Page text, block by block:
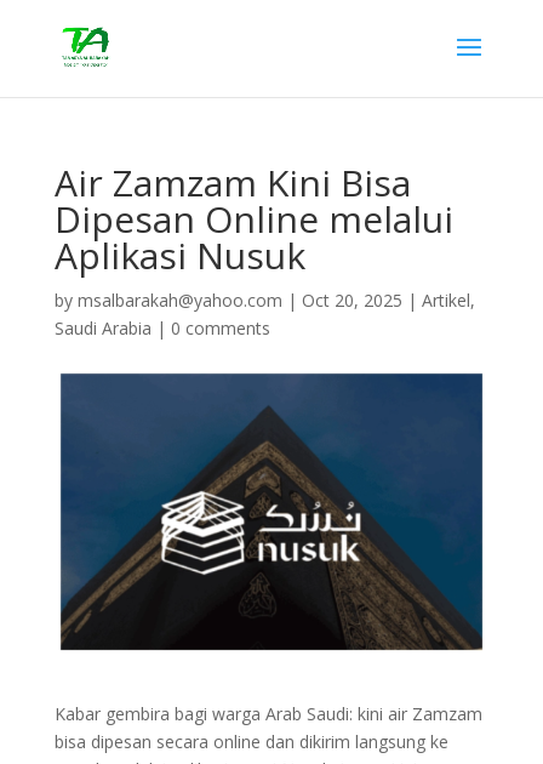
Air Zamzam Kini Bisa
Dipesan Online melalui
Aplikasi Nusuk
by msalbarakah@yahoo.com | Oct 20, 2025 | Artikel,
Saudi Arabia | 0 comments
Kabar gembira bagi warga Arab Saudi: kini air Zamzam
bisa dipesan secara online dan dikirim langsung ke